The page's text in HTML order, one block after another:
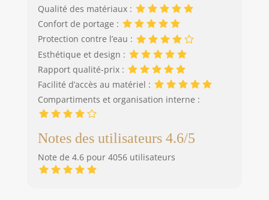
Qualité des matériaux :
Confort de portage :
Protection contre l’eau :
Esthétique et design :
Rapport qualité-prix :
Facilité d’accès au matériel :
Compartiments et organisation interne :
Notes des utilisateurs 4.6/5
Note de 4.6 pour 4056 utilisateurs